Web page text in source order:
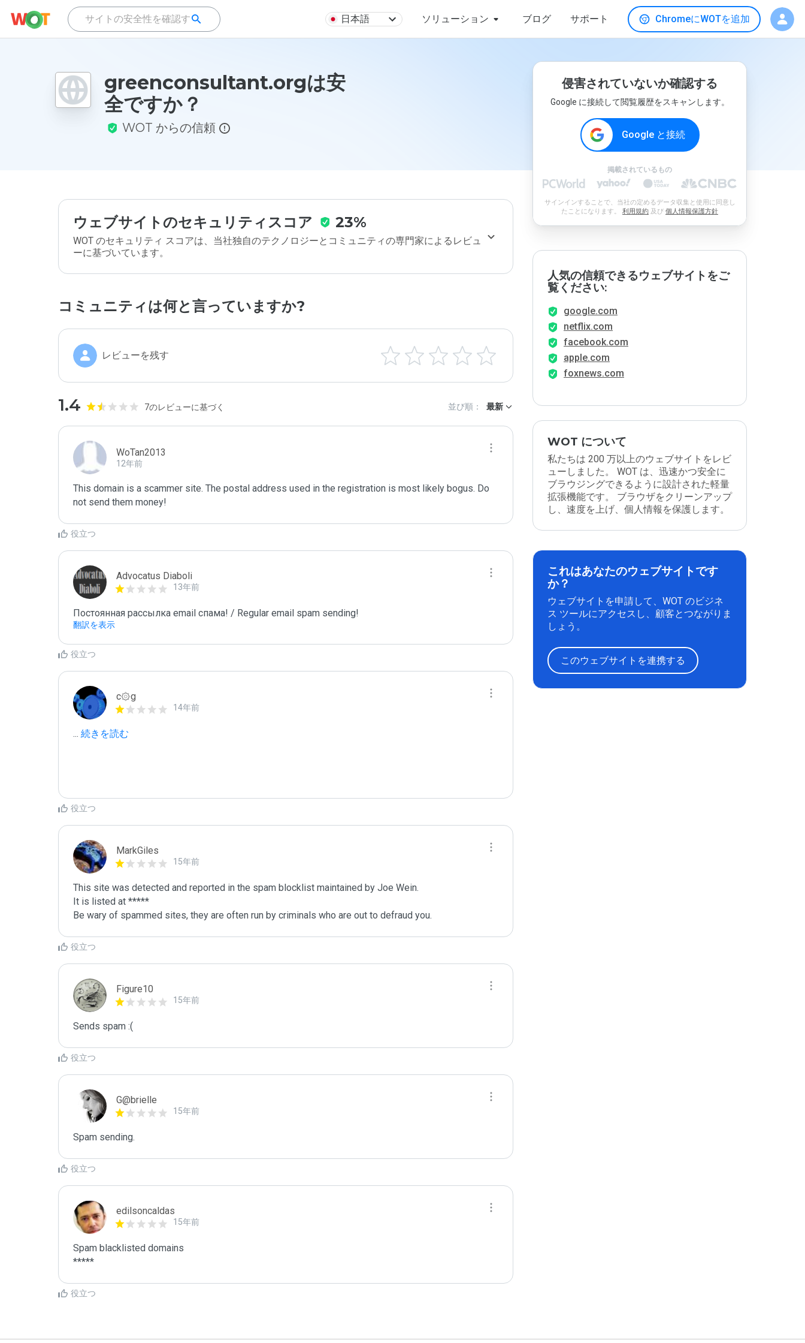
日本語 ソリューション ブログ サポート ChromeにWOTを追加
greenconsultant.orgは安
全ですか？
WOT からの信頼
ウェブサイトのセキュリティスコア 23%
WOT のセキュリティ スコアは、当社独自のテクノロジーとコミュニティの専門家によるレビュ
ーに基づいています。
コミュニティは何と言っていますか?
レビューを残す
1.4 7のレビューに基づく 並び順： 最新
WoTan2013
12年前
This domain is a scammer site. The postal address used in the registration is most likely bogus. Do
not send them money!
役立つ
Advocatus Diaboli
13年前
Постоянная рассылка email спама! / Regular email spam sending!
翻訳を表示
役立つ
c۞g
14年前
... 続きを読む
役立つ
MarkGiles
15年前
This site was detected and reported in the spam blocklist maintained by Joe Wein.
It is listed at *****
Be wary of spammed sites, they are often run by criminals who are out to defraud you.
役立つ
Figure10
15年前
Sends spam :(
役立つ
G@brielle
15年前
Spam sending.
役立つ
edilsoncaldas
15年前
Spam blacklisted domains
*****
役立つ
侵害されていないか確認する
Google に接続して閲覧履歴をスキャンします。
Google と接続
掲載されているもの
サインインすることで、当社の定めるデータ収集と使用に同意し
たことになります。 利用規約 及び 個人情報保護方針
人気の信頼できるウェブサイトをご
覧ください:
google.com
netflix.com
facebook.com
apple.com
foxnews.com
WOT について
私たちは 200 万以上のウェブサイトをレビ
ューしました。 WOT は、迅速かつ安全に
ブラウジングできるように設計された軽量
拡張機能です。 ブラウザをクリーンアップ
し、速度を上げ、個人情報を保護します。
これはあなたのウェブサイトです
か？
ウェブサイトを申請して、WOT のビジネ
ス ツールにアクセスし、顧客とつながりま
しょう。
このウェブサイトを連携する